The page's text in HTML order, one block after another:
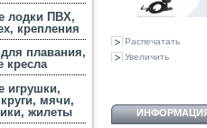
лодки ПВХ,
крепления
плавания,
кресла
игрушки,
мячи,
жилеты
Распечатать
Увеличить